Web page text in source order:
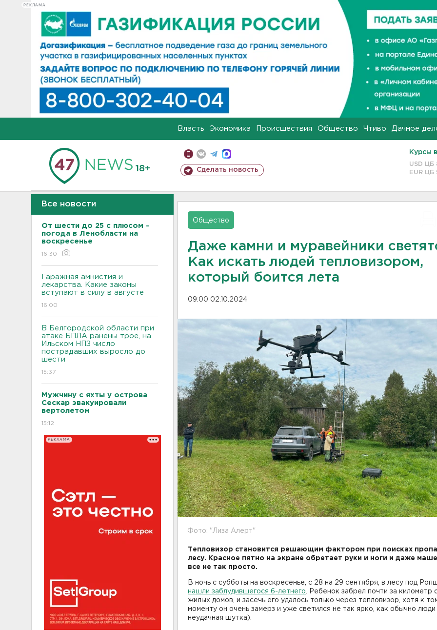
РЕКЛАМА
Власть Экономика Происшествия Общество Чтиво Дачное
18+ Сделать новость
Курсы
USD ЦБ
EUR ЦБ
Все новости
От шести до 25 с плюсом -
погода в Ленобласти на
воскресенье
16:30
Гаражная амнистия и
лекарства. Какие законы
вступают в силу в августе
16:00
В Белгородской области при
атаке БПЛА ранены трое, на
Ильском НПЗ число
пострадавших выросло до
шести
15:37
Мужчину с яхты у острова
Сескар эвакуировали
вертолетом
15:12
РЕКЛАМА
Общество
Даже камни и муравейники
Как искать людей тепловизором,
который боится лета
09:00 02.10.2024
Фото: "Лиза Алерт"
Тепловизор становится решающим фактором при поисках
лесу. Красное пятно на экране обретает руки и ноги и даже
все не так просто.
В ночь с субботы на воскресенье, с 28 на 29 сентября, в лесу под
нашли заблудившегося 6-летнего . Ребенок забрел почти за километр
жилых домов, и засечь его удалось только через тепловизор, хотя к
моменту он очень замерз и уже светился не так ярко, как обычно
неудачная шутка).